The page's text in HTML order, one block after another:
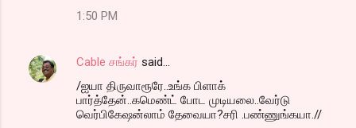
1:50 PM
Cable சங்கர் said…
/ஐயா திருவாரூரே..உங்க பிளாக்
பார்த்தேன்..கமெண்ட் போட முடியலை..வேர்டு
வெர்பிகேஷன்லாம் தேவையா?சரி .பண்ணுங்கயா.//